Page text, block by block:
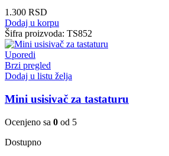
1.300 RSD
Dodaj u korpu
Šifra proizvoda: TS852
Uporedi
Brzi pregled
Dodaj u listu želja
Mini usisivač za tastaturu
Ocenjeno sa 0 od 5
Dostupno